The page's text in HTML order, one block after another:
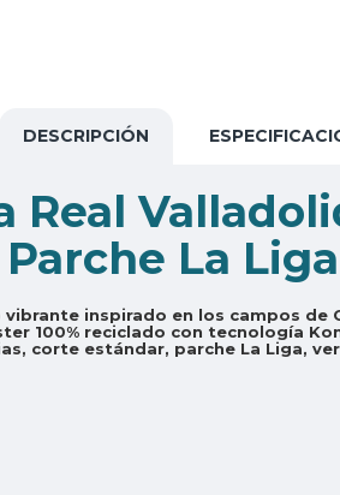
DESCRIPCIÓN
Real
La Liga
vibrante inspirado en los campos
100% reciclado con tecnología
corte estándar, parche La Liga,